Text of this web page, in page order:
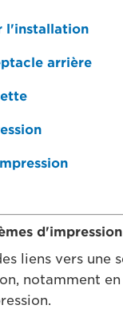
l'installation
arrière
d'impression
liens vers une
notamment